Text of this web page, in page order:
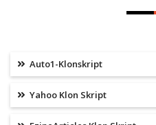
Auto1-Klonskript
Yahoo Klon Skript